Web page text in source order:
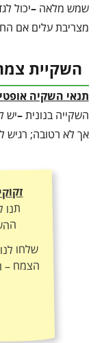
שמש מלאה–יכול
מצריבת עלים אם
השקיית
תנאי השקיה
השקייה בנונית–יש
אך לא רטובה; רגיש
תנו
שלחו לנו